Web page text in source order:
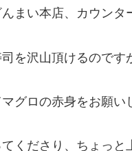
まい本店、カウンタ
を沢山頂けるのです
ロの赤身をお願い
くださり、ちょっと